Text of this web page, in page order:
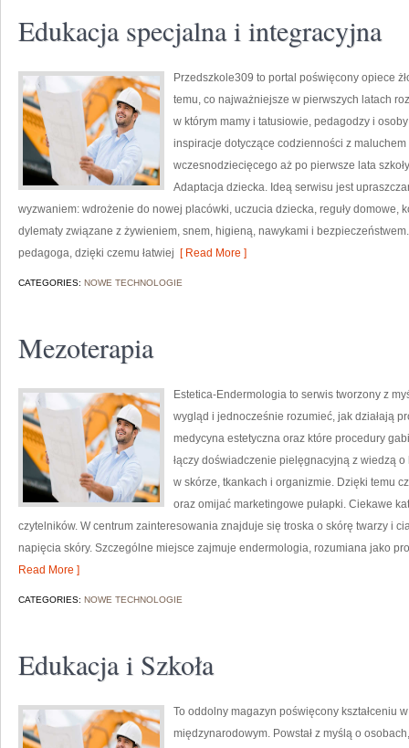
Edukacja specjalna i integracyjna
Przedszkole309 to portal poświęcony opiece
temu, co najważniejsze w pierwszych latach
w którym mamy i tatusiowie, pedagodzy i
inspiracje dotyczące codzienności z
wczesnodziecięcego aż po pierwsze lata
Adaptacja dziecka. Ideą serwisu jest
wyzwaniem: wdrożenie do nowej placówki, uczucia dziecka, reguły domowe,
dylematy związane z żywieniem, snem, higieną, nawykami i
pedagoga, dzięki czemu łatwiej [ Read More ]
CATEGORIES: NOWE TECHNOLOGIE
Mezoterapia
Estetica-Endermologia to serwis tworzony z
wygląd i jednocześnie rozumieć, jak działają
medycyna estetyczna oraz które procedury
łączy doświadczenie pielęgnacyjną z wiedzą
w skórze, tkankach i organizmie. Dzięki temu
oraz omijać marketingowe pułapki. Ciekawe
czytelników. W centrum zainteresowania znajduje się troska o skórę twarzy i
napięcia skóry. Szczególne miejsce zajmuje endermologia, rozumiana jako
Read More ]
CATEGORIES: NOWE TECHNOLOGIE
Edukacja i Szkoła
To oddolny magazyn poświęcony kształceniu
międzynarodowym. Powstał z myślą o